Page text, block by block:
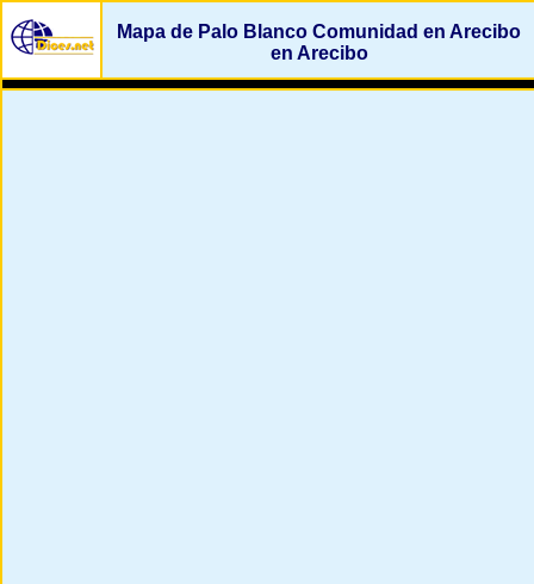
Mapa de Palo Blanco Comunidad en Arecibo
en Arecibo